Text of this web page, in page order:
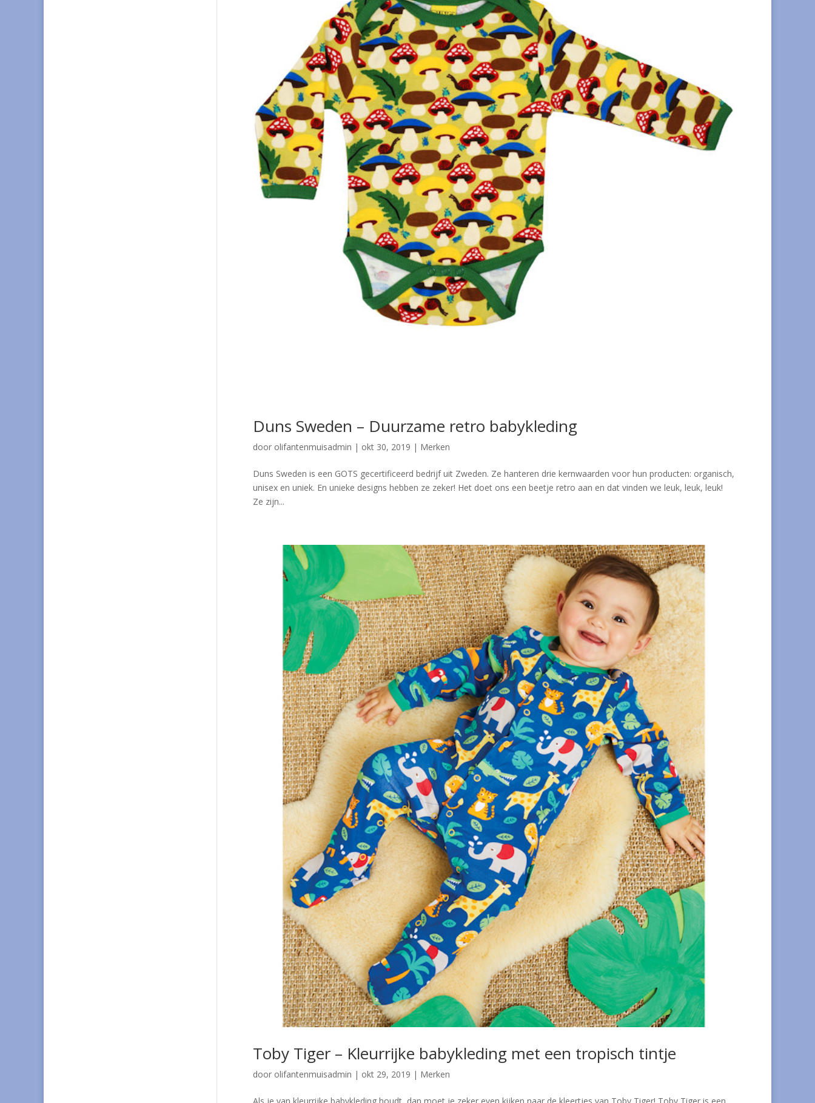
Duns Sweden – Duurzame retro babykleding
door olifantenmuisadmin | okt 30, 2019 | Merken
Duns Sweden is een GOTS gecertificeerd bedrijf uit Zweden. Ze hanteren drie kernwaarden voor hun producten: organisch,
unisex en uniek. En unieke designs hebben ze zeker! Het doet ons een beetje retro aan en dat vinden we leuk, leuk, leuk!
Ze zijn...
Toby Tiger – Kleurrijke babykleding met een tropisch tintje
door olifantenmuisadmin | okt 29, 2019 | Merken